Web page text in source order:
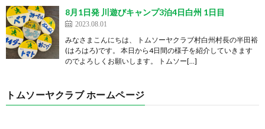
8月1日発 川遊びキャンプ3泊4日白州 1日目
2023.08.01
みなさまこんにちは、 トムソーヤクラブ村白州村長の半田裕
(はろはろ)です。 本日から4日間の様子を紹介していきます
のでよろしくお願いします。 トムソー[…]
トムソーヤクラブ ホームページ